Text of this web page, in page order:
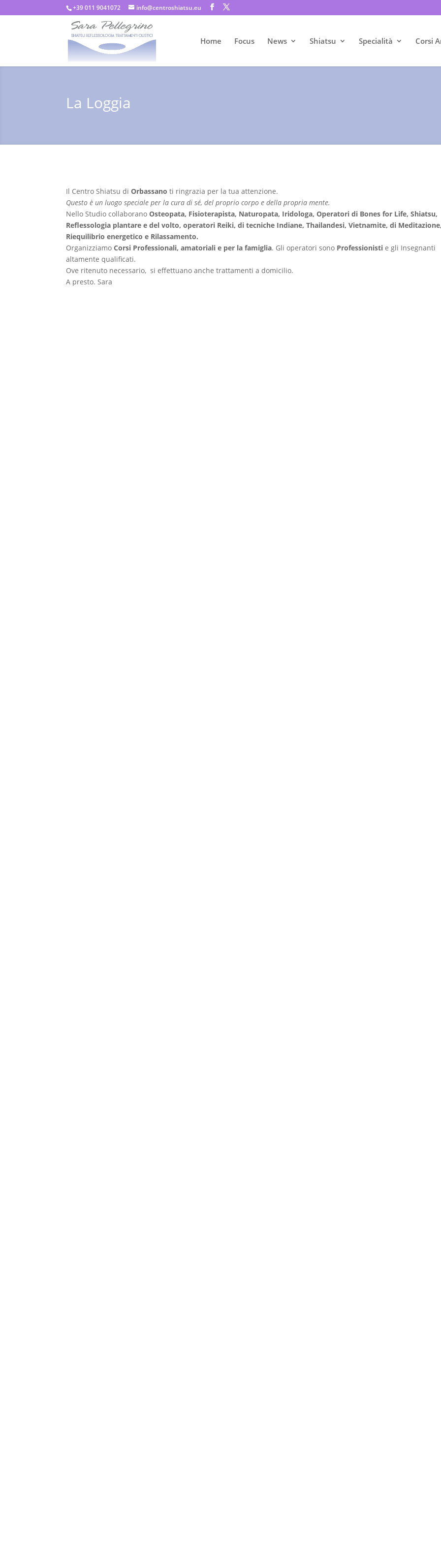
+39 011 9041072 info@centroshiatsu.eu
Home Focus News Shiatsu Specialità Corsi
La Loggia
Il Centro Shiatsu diOrbassano ti ringrazia per la tua attenzione.
Questo è un luogo speciale per la cura di sé, del proprio corpo e della propria mente.
Nello Studio collaboranoOsteopata, Fisioterapista, Naturopata, Iridologa, Operatori di Bones for Life, Shiatsu,
Reflessologia plantare e del volto, operatori Reiki, di tecniche Indiane, Thailandesi, Vietnamite, di Meditazione,
Riequilibrio energetico e Rilassamento.
OrganizziamoCorsi Professionali, amatoriali e per la famiglia. Gli operatori sono Professionisti e gli Insegnanti
altamente qualificati.
Ove ritenuto necessario, si effettuano anche trattamenti a domicilio.
A presto. Sara